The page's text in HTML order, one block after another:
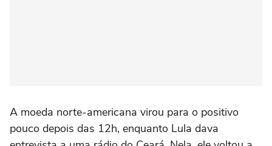
A moeda norte-americana virou para o positivo
pouco depois das 12h, enquanto Lula dava